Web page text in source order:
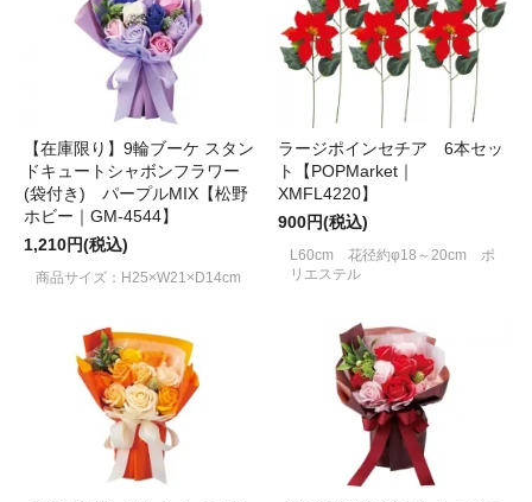
【在庫限り】9輪ブーケ スタン
ドキュートシャボンフラワー
(袋付き) パープルMIX【松野
ホビー｜GM-4544】
1,210円(税込)
商品サイズ：H25×W21×D14cm
ラージポインセチア 6本セッ
ト【POPMarket｜
XMFL4220】
900円(税込)
L60cm 花径約φ18～20cm ポ
リエステル